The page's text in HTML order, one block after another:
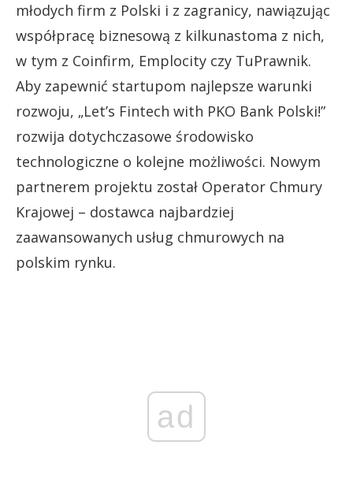
młodych firm z Polski i z zagranicy, nawiązując
współpracę biznesową z kilkunastoma z nich,
w tym z Coinfirm, Emplocity czy TuPrawnik.
Aby zapewnić startupom najlepsze warunki
rozwoju, „Let’s Fintech with PKO Bank Polski!”
rozwija dotychczasowe środowisko
technologiczne o kolejne możliwości. Nowym
partnerem projektu został Operator Chmury
Krajowej – dostawca najbardziej
zaawansowanych usług chmurowych na
polskim rynku.
ad